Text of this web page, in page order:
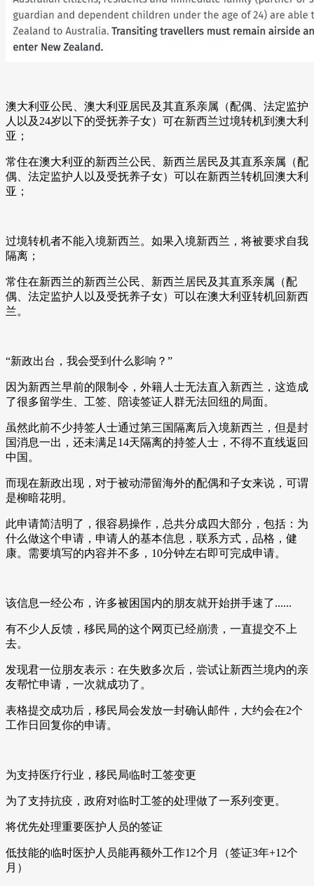
澳大利亚公民、澳大利亚居民及其直系亲属（配偶、法定监护
人以及24岁以下的受抚养子女）可在新西兰过境转机到澳大利
亚；
常住在澳大利亚的新西兰公民、新西兰居民及其直系亲属（配
偶、法定监护人以及受抚养子女）可以在新西兰转机回澳大利
亚；
过境转机者不能入境新西兰。如果入境新西兰，将被要求自我
隔离；
常住在新西兰的新西兰公民、新西兰居民及其直系亲属（配
偶、法定监护人以及受抚养子女）可以在澳大利亚转机回新西
兰。
“新政出台，我会受到什么影响？”
因为新西兰早前的限制令，外籍人士无法直入新西兰，这造成
了很多留学生、工签、陪读签证人群无法回纽的局面。
虽然此前不少持签人士通过第三国隔离后入境新西兰，但是封
国消息一出，还未满足14天隔离的持签人士，不得不直线返回
中国。
而现在新政出现，对于被动滞留海外的配偶和子女来说，可谓
是柳暗花明。
此申请简洁明了，很容易操作，总共分成四大部分，包括：为
什么做这个申请，申请人的基本信息，联系方式，品格，健
康。需要填写的内容并不多，10分钟左右即可完成申请。
该信息一经公布，许多被困国内的朋友就开始拼手速了......
有不少人反馈，移民局的这个网页已经崩溃，一直提交不上
去。
发现君一位朋友表示：在失败多次后，尝试让新西兰境内的亲
友帮忙申请，一次就成功了。
表格提交成功后，移民局会发放一封确认邮件，大约会在2个
工作日回复你的申请。
为支持医疗行业，移民局临时工签变更
为了支持抗疫，政府对临时工签的处理做了一系列变更。
将优先处理重要医护人员的签证
低技能的临时医护人员能再额外工作12个月（签证3年+12个
月）